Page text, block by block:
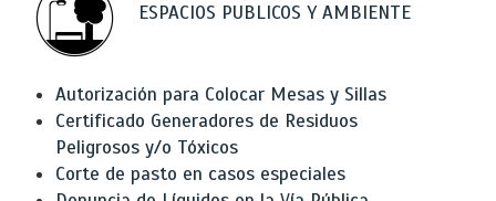
ESPACIOS PUBLICOS Y AMBIENTE
Autorización para Colocar Mesas y Sillas
Certificado Generadores de Residuos
Peligrosos y/o Tóxicos
Corte de pasto en casos especiales